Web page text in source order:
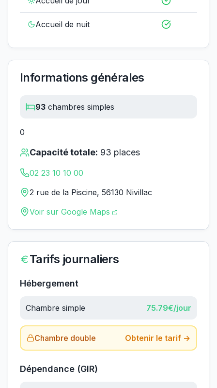
Accueil de nuit
Informations générales
93 chambres simples
0
Capacité totale: 93 places
02 23 10 10 00
2 rue de la Piscine, 56130 Nivillac
Voir sur Google Maps
Tarifs journaliers
Hébergement
Chambre simple 75.79€/jour
Chambre double Obtenir le tarif →
Dépendance (GIR)